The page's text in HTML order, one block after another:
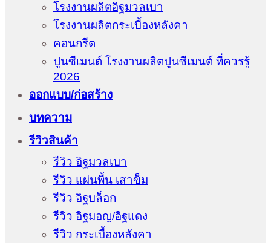
โรงงานผลิตอิฐมวลเบา
โรงงานผลิตกระเบื้องหลังคา
คอนกรีต
ปูนซีเมนต์ โรงงานผลิตปูนซีเมนต์ ที่ควรรู้
2026
ออกแบบ/ก่อสร้าง
บทความ
รีวิวสินค้า
รีวิว อิฐมวลเบา
รีวิว แผ่นพื้น เสาข็ม
รีวิว อิฐบล็อก
รีวิว อิฐมอญ/อิฐแดง
รีวิว กระเบื้องหลังคา